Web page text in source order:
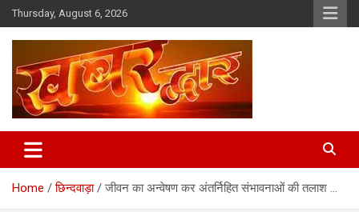
Skip
to
content
Thursday, August 6, 2026
Khabar Dwar
Home छिन्दवाड़ा जीवन का अन्वेषण कर अंतर्निहित संभावनाओं की तलाश …